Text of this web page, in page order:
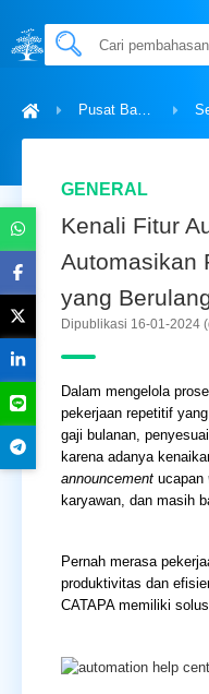
Pusat Bantuan
GENERAL
Kenali Fitur
Automasikan
yang
Dipublikasi 16-01-2024
Dalam mengelola
pekerjaan repetitif
gaji bulanan,
karena adanya
announcement ucapan
karyawan, dan masih
Pernah merasa
produktivitas dan
CATAPA memiliki